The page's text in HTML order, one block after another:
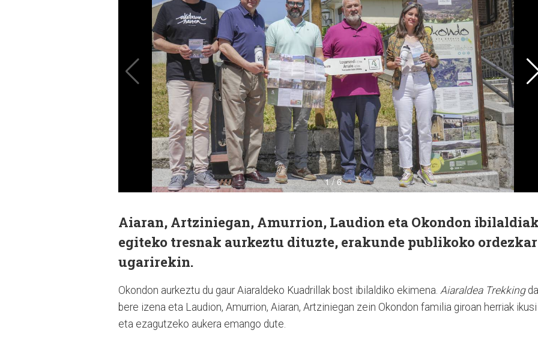
Aiaran, Artziniegan, Amurrion, Laudion eta Okondon
egiteko tresnak aurkeztu dituzte, erakunde publikoko
ugarirekin.
Okondon aurkeztu du gaur Aiaraldeko Kuadrillak bost ibilaldiko ekimena. Aiaraldea Trekkingda
bere izena eta Laudion, Amurrion, Aiaran, Artziniegan zein Okondon familia giroan herriak ikusi
eta ezagutzeko aukera emango dute.